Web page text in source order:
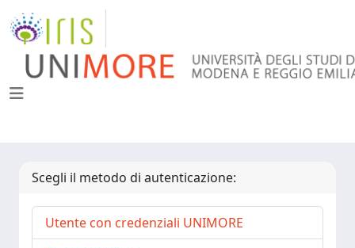
Scegli il metodo di autenticazione:
Utente con credenziali UNIMORE